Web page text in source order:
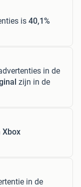
is 40,1%
in de
zijn in de
Xbox
in de